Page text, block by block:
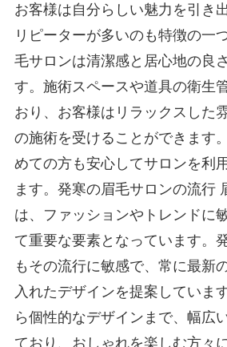
お客様は自分らしい魅力を引き
リピーターが多いのも特徴の一
毛サロンは清潔感と居心地の良
す。施術スペースや道具の衛生
おり、お客様はリラックスした
の施術を受けることができます
めての方も安心してサロンを利
ます。 ​​発寒の眉毛サロンの流行
は、ファッションやトレンドに
て重要な要素となっています。
もその流行に敏感で、常に最新
入れたデザインを提案していま
ら個性的なデザインまで、幅広
ており、おしゃれを楽しむ方々